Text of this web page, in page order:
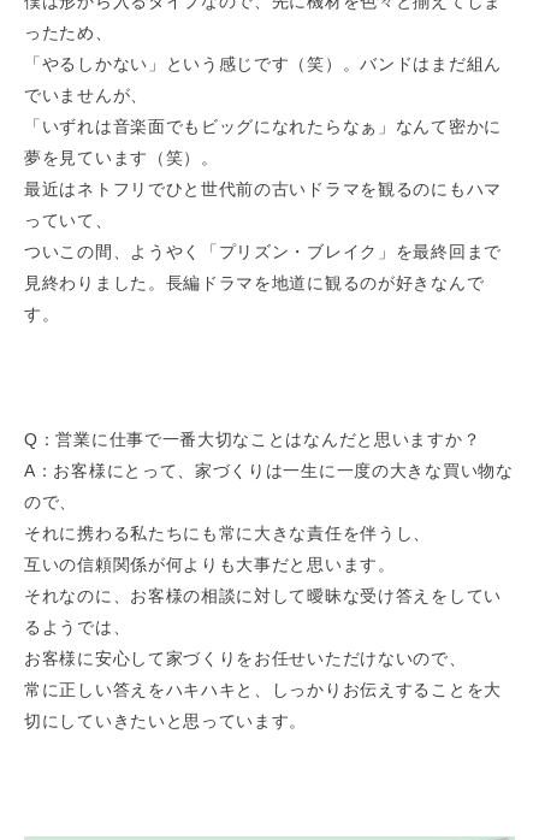
ったため、
「やるしかない」という感じです（笑）。バンドはまだ組ん
でいませんが、
「いずれは音楽面でもビッグになれたらなぁ」なんて密かに
夢を見ています（笑）。
最近はネトフリでひと世代前の古いドラマを観るのにもハマ
っていて、
ついこの間、ようやく「プリズン・ブレイク」を最終回まで
見終わりました。長編ドラマを地道に観るのが好きなんで
す。
Q：営業に仕事で一番大切なことはなんだと思いますか？
A：お客様にとって、家づくりは一生に一度の大きな買い物な
ので、
それに携わる私たちにも常に大きな責任を伴うし、
互いの信頼関係が何よりも大事だと思います。
それなのに、お客様の相談に対して曖昧な受け答えをしてい
るようでは、
お客様に安心して家づくりをお任せいただけないので、
常に正しい答えをハキハキと、しっかりお伝えすることを大
切にしていきたいと思っています。